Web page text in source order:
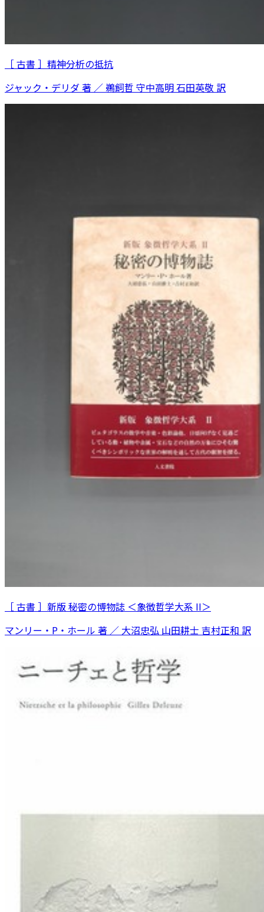
［ 古書 ］精神分析の抵抗
ジャック・デリダ 著 ／ 鵜飼哲 守中高明 石田英敬 訳
［ 古書 ］新版 秘密の博物誌 ＜象徴哲学大系 II＞
マンリー・P・ホール 著 ／ 大沼忠弘 山田耕士 吉村正和 訳